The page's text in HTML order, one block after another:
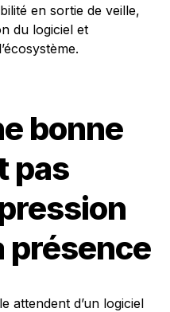
en sortie de veille,
du logiciel et
bonne
pas
présence
attendent d’un logiciel